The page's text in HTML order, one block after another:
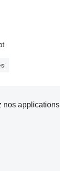
nos applications